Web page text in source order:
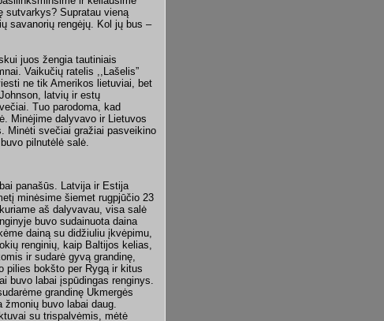
sutvarkys? Supratau vieną
savanorių rengėjų. Kol jų bus –
juos žengia tautiniais
Vaikučių ratelis ,,Lašelis”
ne tik Amerikos lietuviai, bet
latvių ir estų
Tuo parodoma, kad
Minėjime dalyvavo ir Lietuvos
Minėti svečiai gražiai pasveikino
pilnutėlė salė.
panašūs. Latvija ir Estija
minėsime šiemet rugpjūčio 23
aš dalyvavau, visa salė
buvo sudainuota daina
dainą su didžiuliu įkvėpimu,
renginių, kaip Baltijos kelias,
ir sudarė gyvą grandinę,
pilies bokšto per Rygą ir kitus
buvo labai įspūdingas renginys.
grandinę Ukmergės
žmonių buvo labai daug.
su trispalvėmis, mėtė